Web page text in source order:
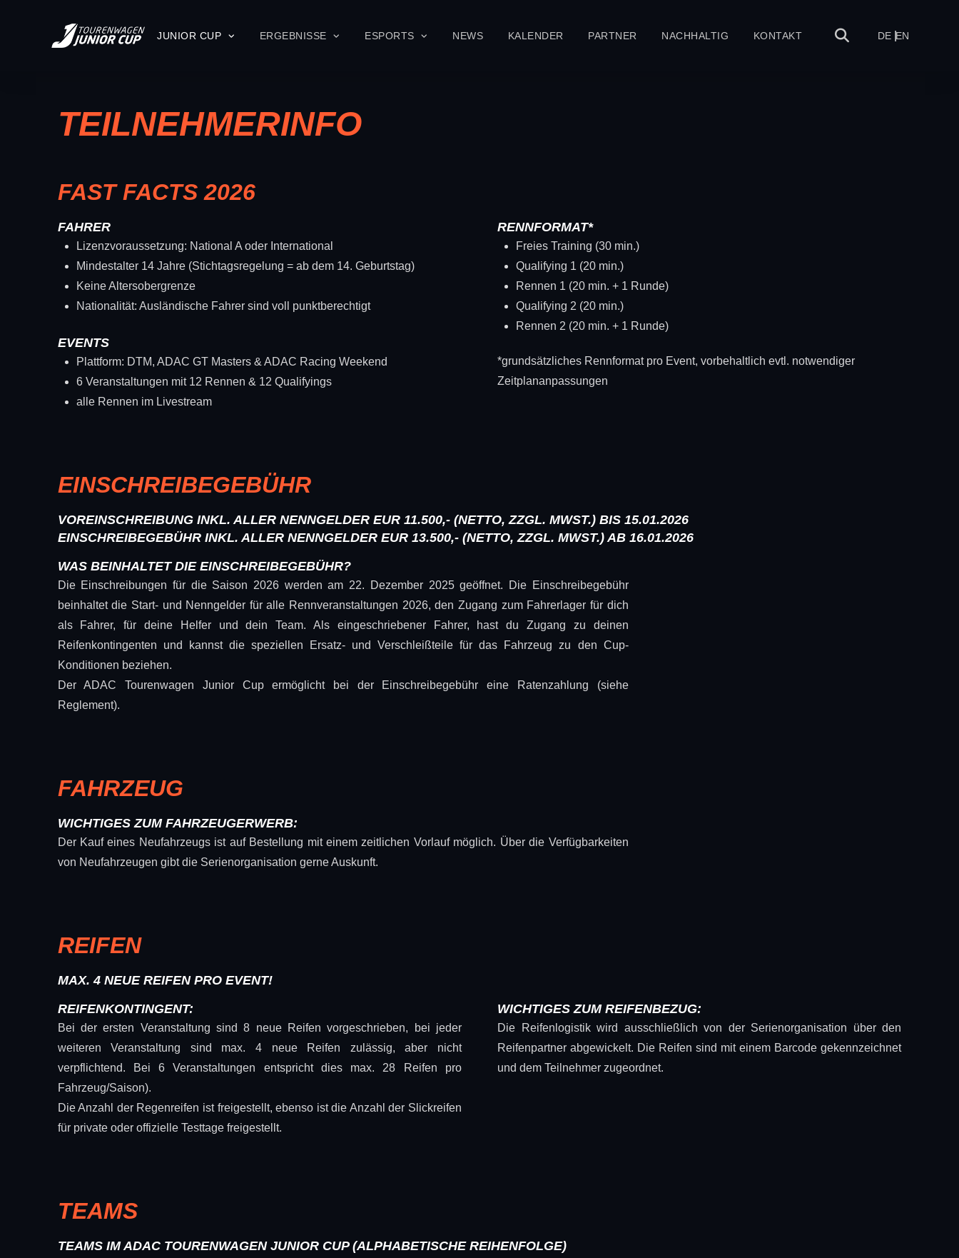
JUNIOR CUP ERGEBNISSE ESPORTS NEWS KALENDER PARTNER NACHHALTIG KONTAKT DE EN
TEILNEHMERINFO
FAST FACTS 2026
FAHRER
Lizenzvoraussetzung: National A oder International
Mindestalter 14 Jahre (Stichtagsregelung = ab dem 14. Geburtstag)
Keine Altersobergrenze
Nationalität: Ausländische Fahrer sind voll punktberechtigt
EVENTS
Plattform: DTM, ADAC GT Masters & ADAC Racing Weekend
6 Veranstaltungen mit 12 Rennen & 12 Qualifyings
alle Rennen im Livestream
RENNFORMAT*
Freies Training (30 min.)
Qualifying 1 (20 min.)
Rennen 1 (20 min. + 1 Runde)
Qualifying 2 (20 min.)
Rennen 2 (20 min. + 1 Runde)
*grundsätzliches Rennformat pro Event, vorbehaltlich evtl. notwendiger
Zeitplananpassungen
EINSCHREIBEGEBÜHR
VOREINSCHREIBUNG INKL. ALLER NENNGELDER EUR 11.500,- (NETTO, ZZGL. MWST.) BIS 15.01.2026
EINSCHREIBEGEBÜHR INKL. ALLER NENNGELDER EUR 13.500,- (NETTO, ZZGL. MWST.) AB 16.01.2026
WAS BEINHALTET DIE EINSCHREIBEGEBÜHR?
Die Einschreibungen für die Saison 2026 werden am 22. Dezember 2025 geöffnet. Die Einschreibegebühr
beinhaltet die Start- und Nenngelder für alle Rennveranstaltungen 2026, den Zugang zum Fahrerlager für dich
als Fahrer, für deine Helfer und dein Team. Als eingeschriebener Fahrer, hast du Zugang zu deinen
Reifenkontingenten und kannst die speziellen Ersatz- und Verschleißteile für das Fahrzeug zu den Cup-
Konditionen beziehen.
Der ADAC Tourenwagen Junior Cup ermöglicht bei der Einschreibegebühr eine Ratenzahlung (siehe
Reglement).
FAHRZEUG
WICHTIGES ZUM FAHRZEUGERWERB:
Der Kauf eines Neufahrzeugs ist auf Bestellung mit einem zeitlichen Vorlauf möglich. Über die Verfügbarkeiten
von Neufahrzeugen gibt die Serienorganisation gerne Auskunft.
REIFEN
MAX. 4 NEUE REIFEN PRO EVENT!
REIFENKONTINGENT:
Bei der ersten Veranstaltung sind 8 neue Reifen vorgeschrieben, bei jeder
weiteren Veranstaltung sind max. 4 neue Reifen zulässig, aber nicht
verpflichtend. Bei 6 Veranstaltungen entspricht dies max. 28 Reifen pro
Fahrzeug/Saison).
Die Anzahl der Regenreifen ist freigestellt, ebenso ist die Anzahl der Slickreifen
für private oder offizielle Testtage freigestellt.
WICHTIGES ZUM REIFENBEZUG:
Die Reifenlogistik wird ausschließlich von der Serienorganisation über den
Reifenpartner abgewickelt. Die Reifen sind mit einem Barcode gekennzeichnet
und dem Teilnehmer zugeordnet.
TEAMS
TEAMS IM ADAC TOURENWAGEN JUNIOR CUP (ALPHABETISCHE REIHENFOLGE)